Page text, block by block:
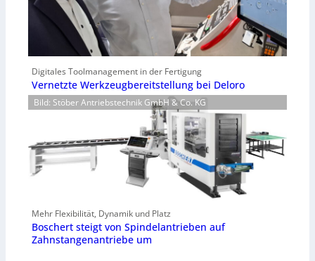
Digitales Toolmanagement in der Fertigung
Vernetzte Werkzeugbereitstellung bei Deloro
Bild: Stöber Antriebstechnik GmbH & Co. KG
Mehr Flexibilität, Dynamik und Platz
Boschert steigt von Spindelantrieben auf
Zahnstangenantriebe um